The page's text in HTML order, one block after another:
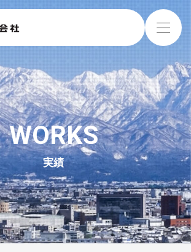
WORKS
実績